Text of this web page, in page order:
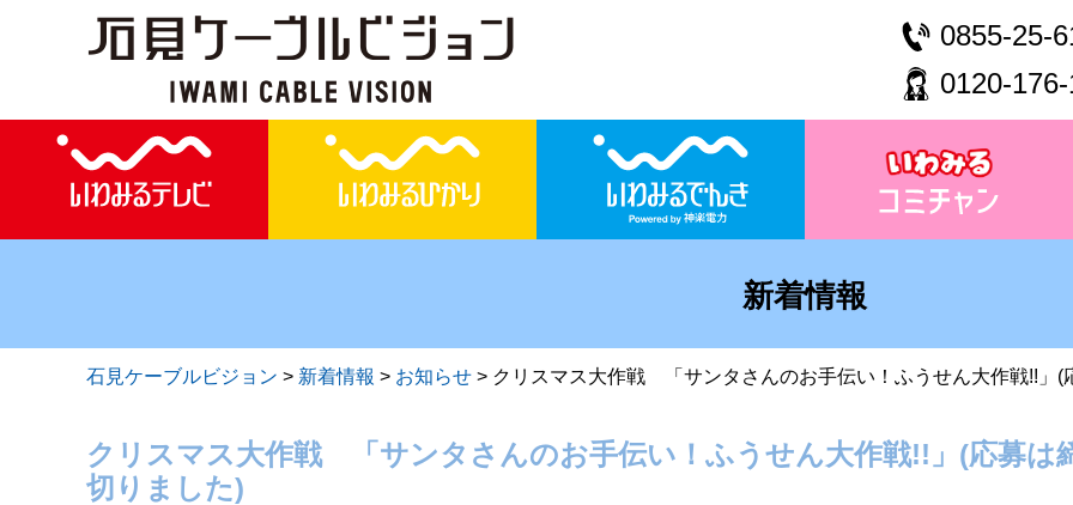
0855-25-
0120-
新着情報
石見ケーブルビジョン > 新着情報 > お知らせ > クリスマス大作戦 「サンタさんのお手伝い！ふうせん大作戦!!」(
クリスマス大作戦 「サンタさんのお手伝い！ふうせん大作戦!!」(応募は
切りました)